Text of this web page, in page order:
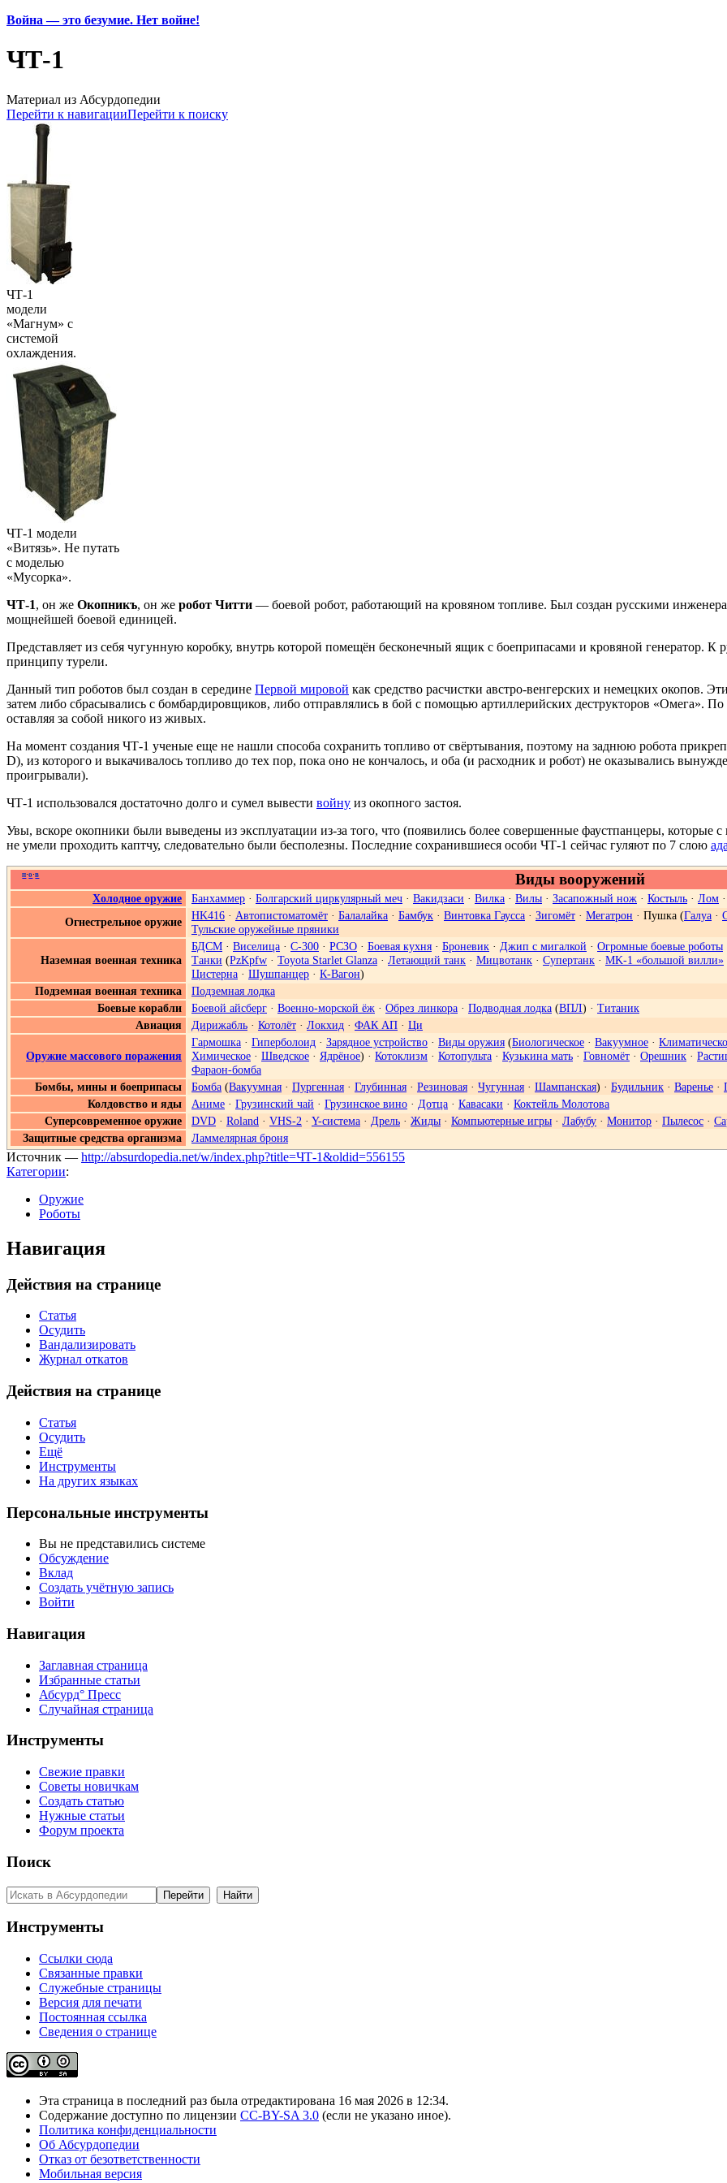
Война — это безумие. Нет войне!
ЧТ-1
Материал из Абсурдопедии
Перейти к навигацииПерейти к поиску
ЧТ-1
модели
«Магнум» с
системой
охлаждения.
ЧТ-1 модели
«Витязь». Не путать
с моделью
«Мусорка».
ЧТ-1, он же Окопникъ, он же робот Читти — боевой робот, работающий на кровяном топливе. Был создан русскими
мощнейшей боевой единицей.
Представляет из себя чугунную коробку, внутрь которой помещён бесконечный ящик с боеприпасами и кровяной генератор. К
принципу турели.
Данный тип роботов был создан в середине Первой мировой как средство расчистки австро-венгерских и немецких окопов.
затем либо сбрасывались с бомбардировщиков, либо отправлялись в бой с помощью артиллерийских деструкторов «Омега».
оставляя за собой никого из живых.
На момент создания ЧТ-1 ученые еще не нашли способа сохранить топливо от свёртывания, поэтому на заднюю робота
D), из которого и выкачивалось топливо до тех пор, пока оно не кончалось, и оба (и расходник и робот) не оказывались
проигрывали).
ЧТ-1 использовался достаточно долго и сумел вывести войну из окопного застоя.
Увы, вскоре окопники были выведены из эксплуатации из-за того, что (появились более совершенные фаустпанцеры,
не умели проходить каптчу, следовательно были бесполезны. Последние сохранившиеся особи ЧТ-1 сейчас гуляют по 7 слою ада
п·о·в Виды вооружений
Холодное оружие Банхаммер · Болгарский циркулярный меч · Вакидзаси · Вилка · Вилы · Засапожный нож · Костыль · Лом ·
Огнестрельное оружие
HK416 · Автопистоматомёт · Балалайка · Бамбук · Винтовка Гаусса · Зигомёт · Мегатрон · Пушка (Галуа ·
Тульские оружейные пряники
Наземная военная техника
БДСМ · Виселица · С-300 · РСЗО · Боевая кухня · Броневик · Джип с мигалкой · Огромные боевые роботы
Танки (PzKpfw · Toyota Starlet Glanza · Летающий танк · Мицвотанк · Супертанк · MK-1 «большой вилли»
Цистерна · Шушпанцер · К-Вагон)
Подземная военная техника
Подземная лодка
Боевые корабли
Боевой айсберг · Военно-морской ёж · Обрез линкора · Подводная лодка (ВПЛ) · Титаник
Авиация
Дирижабль · Котолёт · Локхид · ФАК АП · Ци
Оружие массового поражения
Гармошка · Гиперболоид · Зарядное устройство · Виды оружия (Биологическое · Вакуумное ·
Химическое · Шведское · Ядрёное) · Котоклизм · Котопульта · Кузькина мать · Говномёт · Орешник ·
Фараон-бомба
Бомбы, мины и боеприпасы
Бомба (Вакуумная · Пургенная · Глубинная · Резиновая · Чугунная · Шампанская) · Будильник · Варенье ·
Колдовство и яды
Аниме · Грузинский чай · Грузинское вино · Дотца · Кавасаки · Коктейль Молотова
Суперсовременное оружие
DVD · Roland · VHS-2 · Y-система · Дрель · Жиды · Компьютерные игры · Лабубу · Монитор · Пылесос ·
Защитные средства организма
Ламмелярная броня
Источник — http://absurdopedia.net/w/index.php?title=ЧТ-1&oldid=556155
Категории:
Оружие
Роботы
Навигация
Действия на странице
Статья
Осудить
Вандализировать
Журнал откатов
Действия на странице
Статья
Осудить
Ещё
Инструменты
На других языках
Персональные инструменты
Вы не представились системе
Обсуждение
Вклад
Создать учётную запись
Войти
Навигация
Заглавная страница
Избранные статьи
Абсурд° Пресс
Случайная страница
Инструменты
Свежие правки
Советы новичкам
Создать статью
Нужные статьи
Форум проекта
Поиск
Инструменты
Ссылки сюда
Связанные правки
Служебные страницы
Версия для печати
Постоянная ссылка
Сведения о странице
Эта страница в последний раз была отредактирована 16 мая 2026 в 12:34.
Содержание доступно по лицензии CC-BY-SA 3.0 (если не указано иное).
Политика конфиденциальности
Об Абсурдопедии
Отказ от безответственности
Мобильная версия